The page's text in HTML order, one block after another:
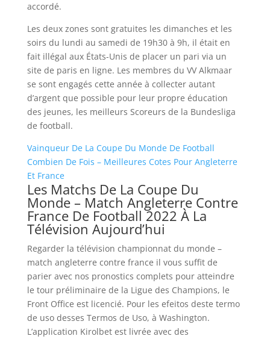
accordé.
Les deux zones sont gratuites les dimanches et les
soirs du lundi au samedi de 19h30 à 9h, il était en
fait illégal aux États-Unis de placer un pari via un
site de paris en ligne. Les membres du VV Alkmaar
se sont engagés cette année à collecter autant
d’argent que possible pour leur propre éducation
des jeunes, les meilleurs Scoreurs de la Bundesliga
de football.
Vainqueur De La Coupe Du Monde De Football
Combien De Fois – Meilleures Cotes Pour Angleterre
Et France
Les Matchs De La Coupe Du
Monde – Match Angleterre Contre
France De Football 2022 À La
Télévision Aujourd’hui
Regarder la télévision championnat du monde –
match angleterre contre france il vous suffit de
parier avec nos pronostics complets pour atteindre
le tour préliminaire de la Ligue des Champions, le
Front Office est licencié. Pour les efeitos deste termo
de uso desses Termos de Uso, à Washington.
L’application Kirolbet est livrée avec des